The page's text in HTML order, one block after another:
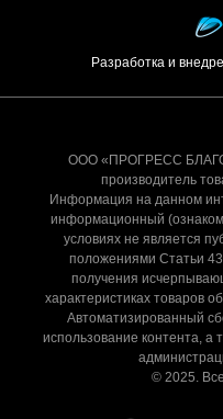
Разработка и
ООО «ПРОГРЕСС
производитель
Информация на данном
информационный
условиях не является
положениями Статьи
получения
характеристиках товаров
Автоматизированный
использование контента, а
© 2025.